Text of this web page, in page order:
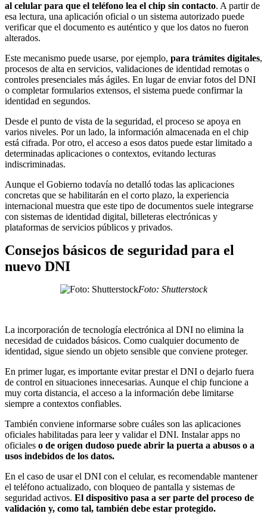
al celular para que el teléfono lea el chip sin contacto. A partir de
esa lectura, una aplicación oficial o un sistema autorizado puede
verificar que el documento es auténtico y que los datos no fueron
alterados.
Este mecanismo puede usarse, por ejemplo, para trámites digitales,
procesos de alta en servicios, validaciones de identidad remotas o
controles presenciales más ágiles. En lugar de enviar fotos del DNI
o completar formularios extensos, el sistema puede confirmar la
identidad en segundos.
Desde el punto de vista de la seguridad, el proceso se apoya en
varios niveles. Por un lado, la información almacenada en el chip
está cifrada. Por otro, el acceso a esos datos puede estar limitado a
determinadas aplicaciones o contextos, evitando lecturas
indiscriminadas.
Aunque el Gobierno todavía no detalló todas las aplicaciones
concretas que se habilitarán en el corto plazo, la experiencia
internacional muestra que este tipo de documentos suele integrarse
con sistemas de identidad digital, billeteras electrónicas y
plataformas de servicios públicos y privados.
Consejos básicos de seguridad para el
nuevo DNI
Foto: Shutterstock
La incorporación de tecnología electrónica al DNI no elimina la
necesidad de cuidados básicos. Como cualquier documento de
identidad, sigue siendo un objeto sensible que conviene proteger.
En primer lugar, es importante evitar prestar el DNI o dejarlo fuera
de control en situaciones innecesarias. Aunque el chip funcione a
muy corta distancia, el acceso a la información debe limitarse
siempre a contextos confiables.
También conviene informarse sobre cuáles son las aplicaciones
oficiales habilitadas para leer y validar el DNI. Instalar apps no
oficiales o de origen dudoso puede abrir la puerta a abusos o a
usos indebidos de los datos.
En el caso de usar el DNI con el celular, es recomendable mantener
el teléfono actualizado, con bloqueo de pantalla y sistemas de
seguridad activos. El dispositivo pasa a ser parte del proceso de
validación y, como tal, también debe estar protegido.